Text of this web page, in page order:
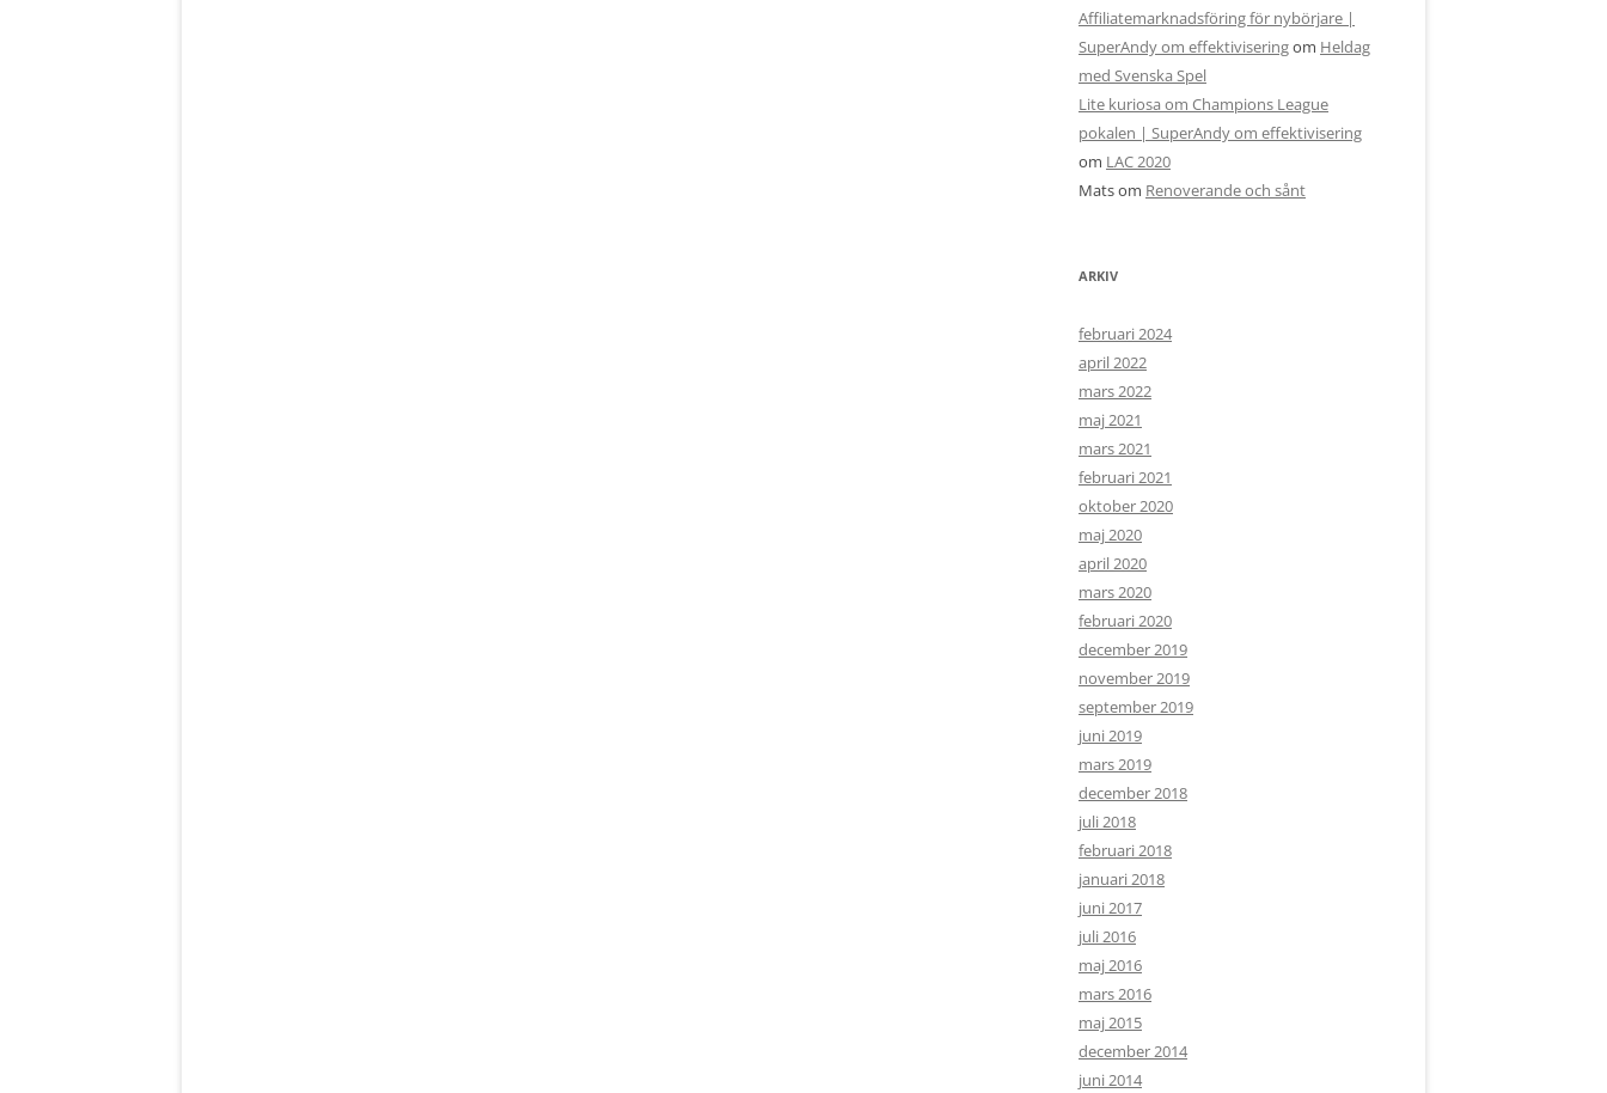
Affiliatemarknadsföring för nybörjare |
SuperAndy om effektiviseringom Heldag
med Svenska Spel
Lite kuriosa om Champions League
pokalen | SuperAndy om effektivisering
om LAC 2020
Matsom Renoverande och sånt
ARKIV
februari 2024
april 2022
mars 2022
maj 2021
mars 2021
februari 2021
oktober 2020
maj 2020
april 2020
mars 2020
februari 2020
december 2019
november 2019
september 2019
juni 2019
mars 2019
december 2018
juli 2018
februari 2018
januari 2018
juni 2017
juli 2016
maj 2016
mars 2016
maj 2015
december 2014
juni 2014